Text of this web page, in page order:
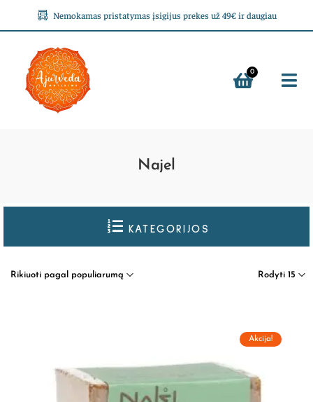
Nemokamas pristatymas įsigijus prekes už 49€ ir daugiau
0
Najel
KATEGORIJOS
Rodyti 15
Rikiuoti pagal populiarumą
Akcija!